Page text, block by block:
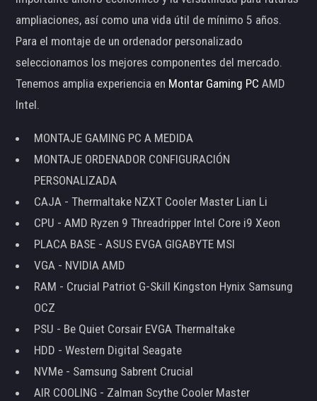
ampliaciones, así como una vida útil de mínimo 5 años.
Para el montaje de un ordenador personalizado
seleccionamos los mejores componentes del mercado.
Tenemos amplia experiencia en Montar Gaming PC AMD
Intel.
MONTAJE GAMING PC A MEDIDA
MONTAJE ORDENADOR CONFIGURACIÓN
PERSONALIZADA
CAJA - Thermaltake NZXT Cooler Master Lian Li
CPU - AMD Ryzen 9 Threadripper Intel Core i9 Xeon
PLACA BASE - ASUS EVGA GIGABYTE MSI
VGA - NVIDIA AMD
RAM - Crucial Patriot G-Skill Kingston Hynix Samsung
OCZ
PSU - Be Quiet Corsair EVGA Thermaltake
HDD - Western Digital Seagate
NVMe - Samsung Sabrent Crucial
AIR COOLING - Zalman Scythe Cooler Master